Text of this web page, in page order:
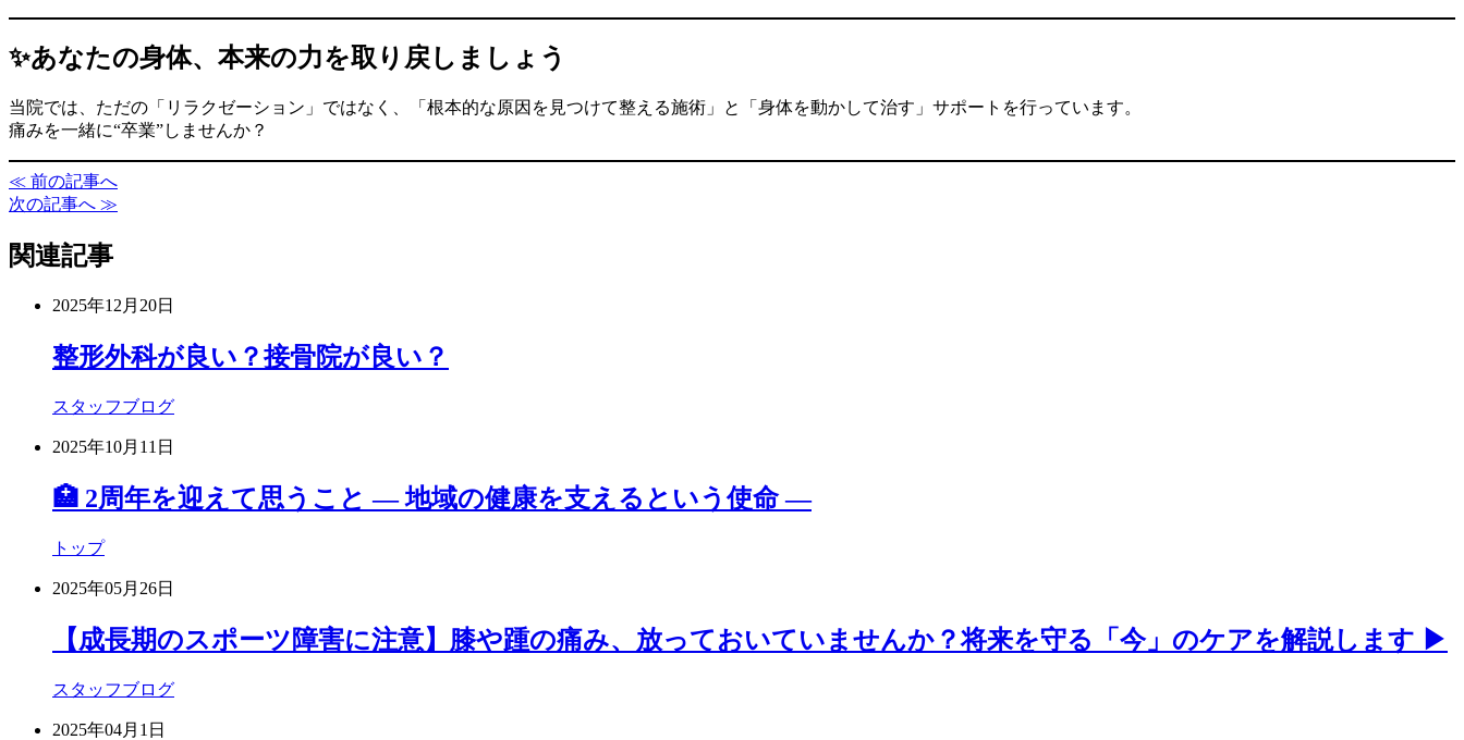
✨あなたの身体、本来の力を取り戻しましょう
当院では、ただの「リラクゼーション」ではなく、「根本的な原因を見つけて整える施術」と「身体を動かして治す」サポートを行っています。
痛みを一緒に“卒業”しませんか？
≪ 前の記事へ
次の記事へ ≫
関連記事
2025年12月20日
整形外科が良い？接骨院が良い？
スタッフブログ
2025年10月11日
🏥 2周年を迎えて思うこと ― 地域の健康を支えるという使命 ―
トップ
2025年05月26日
【成長期のスポーツ障害に注意】膝や踵の痛み、放っておいていませんか？将来を守る「今」のケアを解説します ▶︎
スタッフブログ
2025年04月1日